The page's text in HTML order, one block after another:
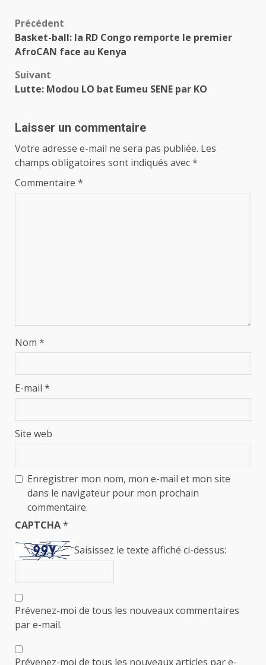
Navigation
d’article
Précédent
Basket-ball: la RD Congo remporte le premier
AfroCAN face au Kenya
Suivant
Lutte: Modou LO bat Eumeu SENE par KO
Laisser un commentaire
Votre adresse e-mail ne sera pas publiée. Les
champs obligatoires sont indiqués avec*
Commentaire *
Nom *
E-mail *
Site web
Enregistrer mon nom, mon e-mail et mon site
dans le navigateur pour mon prochain
commentaire.
CAPTCHA*
Saisissez le texte affiché ci-dessus:
Prévenez-moi de tous les nouveaux commentaires
par e-mail.
Prévenez-moi de tous les nouveaux articles par e-